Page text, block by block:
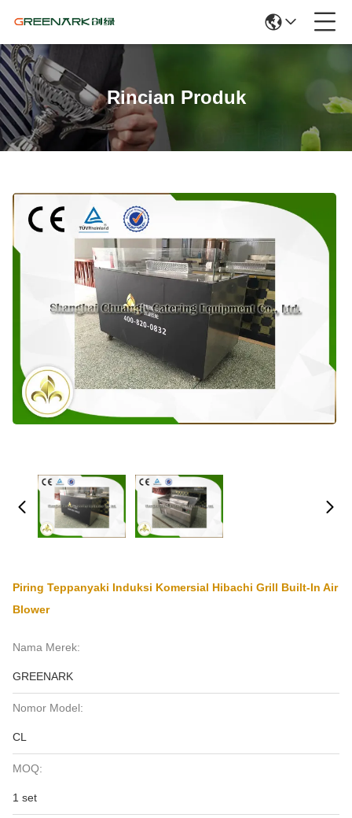
Rincian Produk
Piring Teppanyaki Induksi Komersial Hibachi Grill Built-In Air
Blower
Nama Merek:
GREENARK
Nomor Model:
CL
MOQ:
1 set